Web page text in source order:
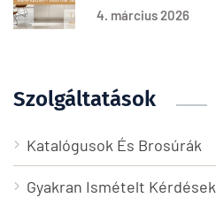
4. március 2026
Szolgáltatások
Katalógusok És Brosúrák
Gyakran Ismételt Kérdések